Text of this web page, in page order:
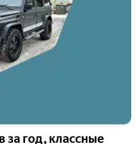
год, классные